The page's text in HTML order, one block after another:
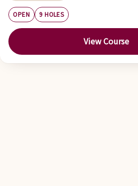
OPEN 9 HOLES
View Course